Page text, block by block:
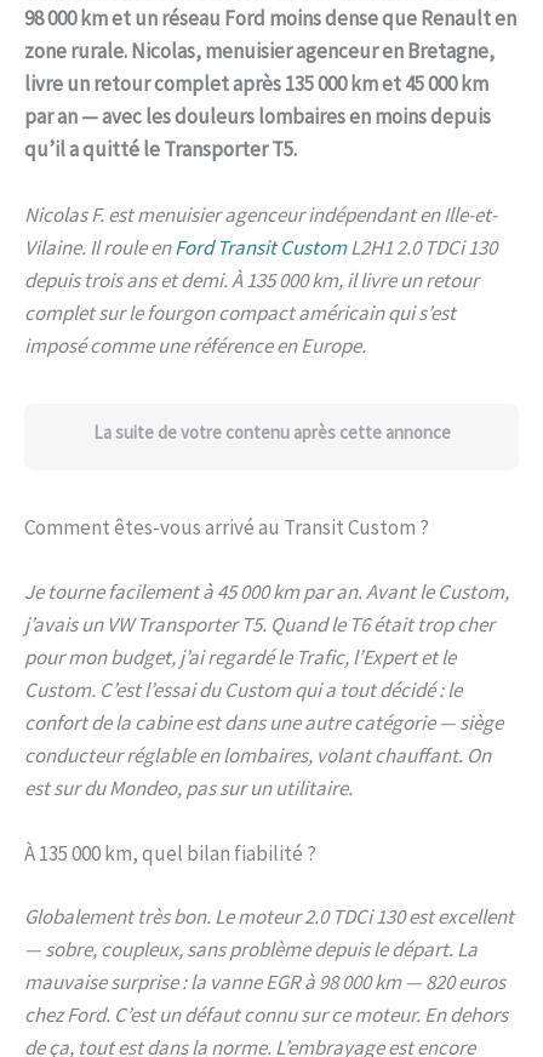
98 000 km et un réseau Ford moins dense que Renault en
zone rurale. Nicolas, menuisier agenceur en Bretagne,
livre un retour complet après 135 000 km et 45 000 km
par an — avec les douleurs lombaires en moins depuis
qu’il a quitté le Transporter T5.
Nicolas F. est menuisier agenceur indépendant en Ille-et-
Vilaine. Il roule enFord Transit CustomL2H1 2.0 TDCi 130
depuis trois ans et demi. À 135 000 km, il livre un retour
complet sur le fourgon compact américain qui s’est
imposé comme une référence en Europe.
La suite de votre contenu après cette annonce
Comment êtes-vous arrivé au Transit Custom ?
Je tourne facilement à 45 000 km par an. Avant le Custom,
j’avais un VW Transporter T5. Quand le T6 était trop cher
pour mon budget, j’ai regardé le Trafic, l’Expert et le
Custom. C’est l’essai du Custom qui a tout décidé : le
confort de la cabine est dans une autre catégorie — siège
conducteur réglable en lombaires, volant chauffant. On
est sur du Mondeo, pas sur un utilitaire.
À 135 000 km, quel bilan fiabilité ?
Globalement très bon. Le moteur 2.0 TDCi 130 est excellent
— sobre, coupleux, sans problème depuis le départ. La
mauvaise surprise : la vanne EGR à 98 000 km — 820 euros
chez Ford. C’est un défaut connu sur ce moteur. En dehors
de ça, tout est dans la norme. L’embrayage est encore